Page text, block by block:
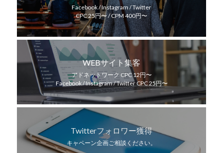
Facebook / Instagram / Twitter
CPC 25円〜 / CPM 400円〜
WEBサイト集客
アドネットワーク CPC 12円〜
Facebook / Instagram / Twitter CPC 25円〜
Twitterフォロワー獲得
キャペーン企画ご相談ください。